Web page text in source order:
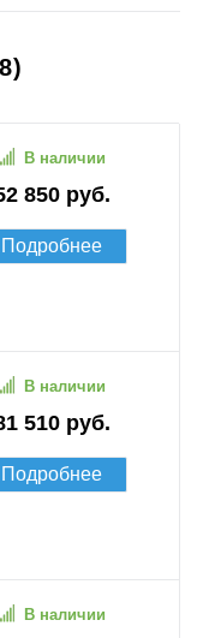
850 руб.
В наличии
Подробнее
510 руб.
В наличии
Подробнее
В наличии